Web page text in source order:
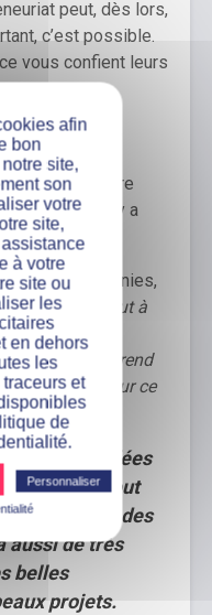
peut, dès lors,
c’est possible.
vous confient leurs
pourtant, entre
il y a
sont réunies,
perdre, mais tout à
de pouvoir
On apprend
en général, sur ce
des idées
Or, tout
rose, il y a des
aussi de très
belles
projets.
afin
bon
site,
son
votre
site,
à votre
site ou
les
en dehors
les
et
de
Personnaliser